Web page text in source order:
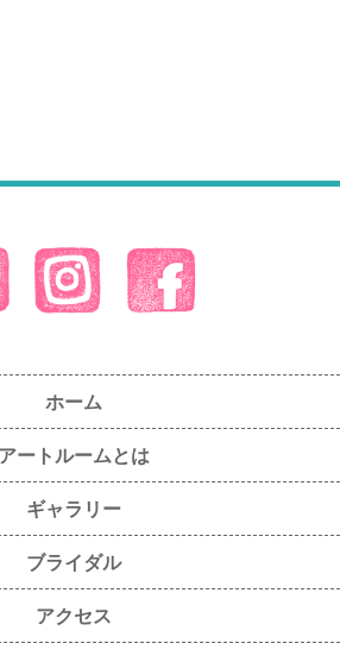
ホーム
アートルームとは
ギャラリー
ブライダル
アクセス